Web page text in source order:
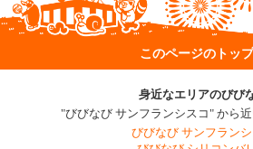
このページのトッ
身近なエリアのびび
"びびなび サンフランシスコ" から
びびなび サンフランシ